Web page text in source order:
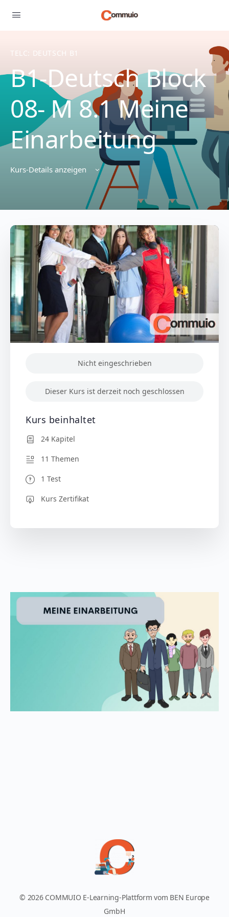
TELC: DEUTSCH B1
B1-Deutsch Block
08- M 8.1 Meine
Einarbeitung
Kurs-Details anzeigen
Nicht eingeschrieben
Dieser Kurs ist derzeit noch geschlossen
Kurs beinhaltet
24 Kapitel
11 Themen
1 Test
Kurs Zertifikat
© 2026 COMMUIO E-Learning-Plattform vom BEN Europe
GmbH